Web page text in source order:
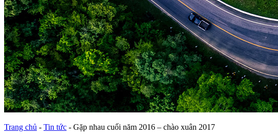
Trang chủ - Tin tức - Gặp nhau cuối năm 2016 – chào xuân 2017